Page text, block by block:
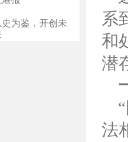
史为鉴，开创未
系
和
潜
“
法